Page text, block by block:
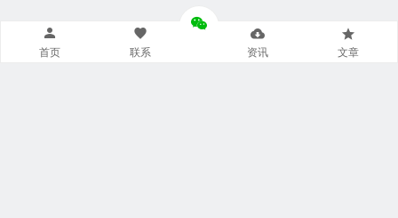
首页 联系 资讯 文章